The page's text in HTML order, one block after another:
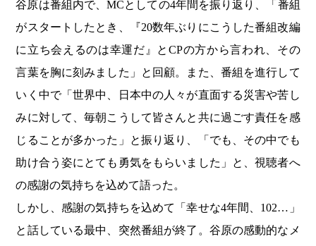
谷原は番組内で、MCとしての4年間を振り返り、「番組
がスタートしたとき、『20数年ぶりにこうした番組改編
に立ち会えるのは幸運だ』とCPの方から言われ、その
言葉を胸に刻みました」と回顧。また、番組を進行して
いく中で「世界中、日本中の人々が直面する災害や苦し
みに対して、毎朝こうして皆さんと共に過ごす責任を感
じることが多かった」と振り返り、「でも、その中でも
助け合う姿にとても勇気をもらいました」と、視聴者へ
の感謝の気持ちを込めて語った。
しかし、感謝の気持ちを込めて「幸せな4年間、102…」
と話している最中、突然番組が終了。谷原の感動的なメ